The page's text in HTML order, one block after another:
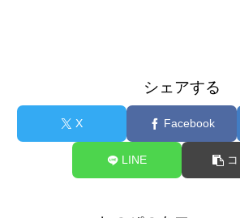
シェアする
X Facebook
LINE